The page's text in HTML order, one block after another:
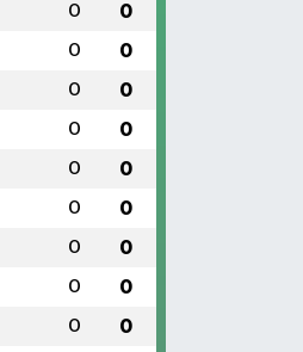
0 0
0 0
0 0
0 0
0 0
0 0
0 0
0 0
0 0